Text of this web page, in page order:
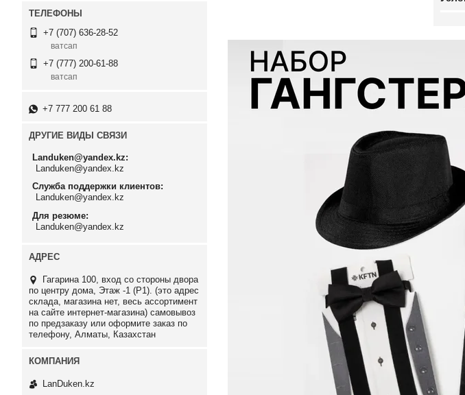
+7 (707) 636-28-52
ватсап
+7 (777) 200-61-88
ватсап
+7 777 200 61 88
ДРУГИЕ ВИДЫ СВЯЗИ
Landuken@yandex.kz
Landuken@yandex.kz
Служба поддержки клиентов
Landuken@yandex.kz
Для резюме
Landuken@yandex.kz
Гагарина 100, вход со стороны двора
по центру дома, Этаж -1 (P1). (это адрес
склада, магазина нет, весь ассортимент
на сайте интернет-магазина) самовывоз
по предзаказу или оформите заказ по
телефону, Алматы, Казахстан
LanDuken.kz